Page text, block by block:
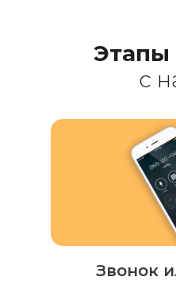
Звонок
Этапы
с